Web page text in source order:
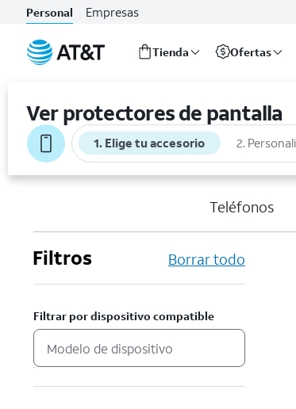
Personal Empresas
Tienda Ofertas
Ver protectores de pantalla
1. Elige tu accesorio 2.
Teléfonos
Filtros Borrar todo
Filtrar por dispositivo compatible